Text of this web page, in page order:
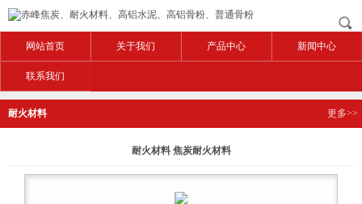
网站首页 关于我们 产品中心 新闻中心
联系我们
耐火材料 更多>>
耐火材料 焦炭耐火材料